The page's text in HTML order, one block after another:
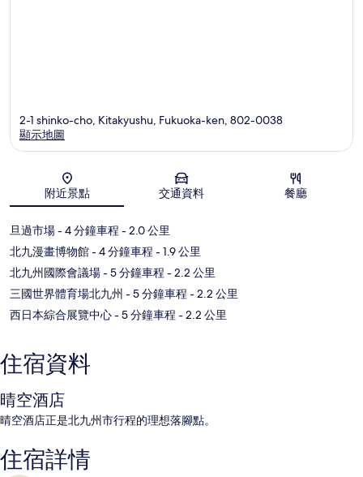
地圖
2-1 shinko-cho, Kitakyushu, Fukuoka-ken, 802-0038
顯示地圖
附近景點 交通資料 餐廳
旦過市場- 4 分鐘車程 - 2.0 公里
北九漫畫博物館- 4 分鐘車程 - 1.9 公里
北九州國際會議場- 5 分鐘車程 - 2.2 公里
三國世界體育場北九州 - 5 分鐘車程 - 2.2 公里
西日本綜合展覽中心- 5 分鐘車程 - 2.2 公里
住宿資料
晴空酒店
晴空酒店正是北九州市行程的理想落腳點。
住宿詳情